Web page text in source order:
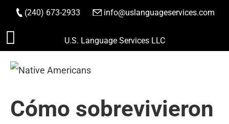
Saltar
contenido
(240) 673-2933 info@uslanguageservices.com
HACER PEDIDO
U.S. Language Services LLC
Cómo sobrevivieron